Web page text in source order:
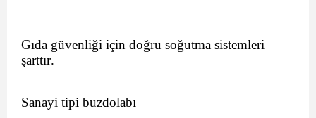
Gıda güvenliği için doğru soğutma sistemleri
şarttır.
Sanayi tipi buzdolabı